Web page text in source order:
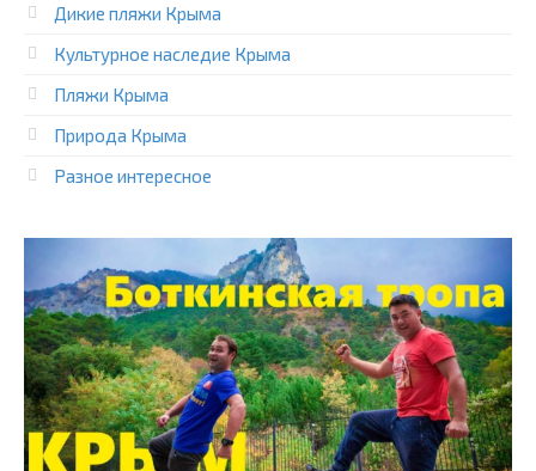
Дикие пляжи Крыма
Культурное наследие Крыма
Пляжи Крыма
Природа Крыма
Разное интересное